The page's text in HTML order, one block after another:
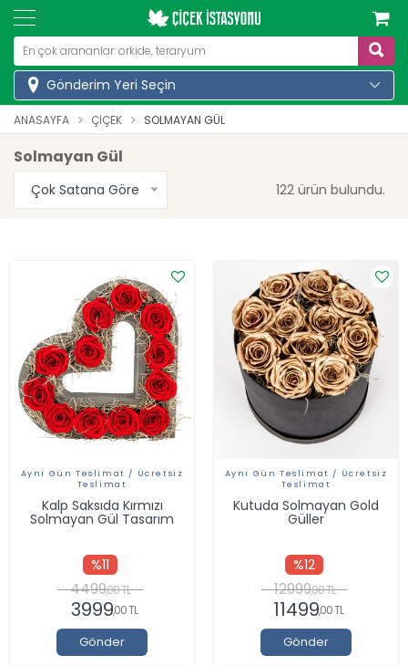
Gönderim Yeri Seçin
ANASAYFA ÇIÇEK SOLMAYAN GÜL
Solmayan Gül
Çok Satana Göre 122 ürün bulundu.
Aynı Gün Teslimat / Ücretsiz
Teslimat
Kalp Saksıda Kırmızı
Solmayan Gül Tasarım
%11
4499,00 TL
3999,00 TL
Gönder
Aynı Gün Teslimat / Ücretsiz
Teslimat
Kutuda Solmayan Gold
Güller
%12
12999,00 TL
11499,00 TL
Gönder